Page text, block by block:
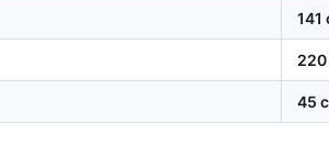
141
220
45